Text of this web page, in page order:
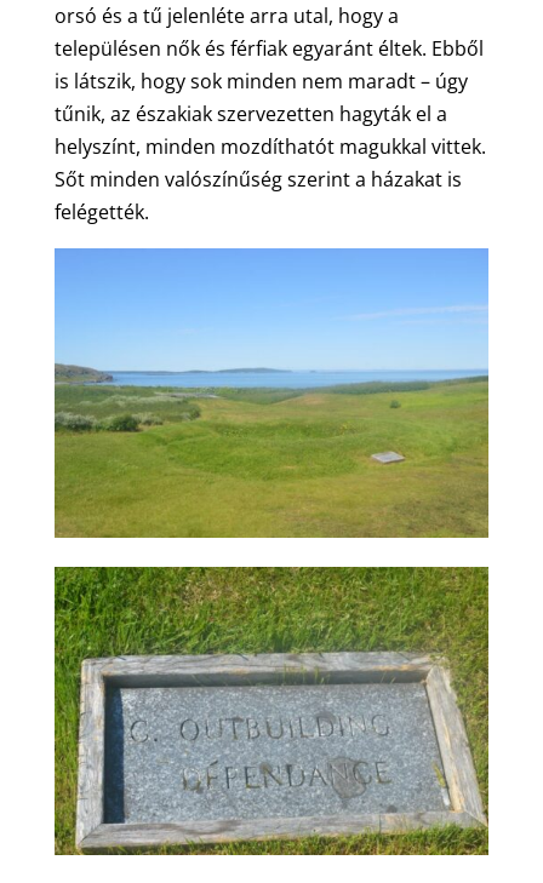
orsó és a tű jelenléte arra utal, hogy a
településen nők és férfiak egyaránt éltek. Ebből
is látszik, hogy sok minden nem maradt – úgy
tűnik, az északiak szervezetten hagyták el a
helyszínt, minden mozdíthatót magukkal vittek.
Sőt minden valószínűség szerint a házakat is
felégették.